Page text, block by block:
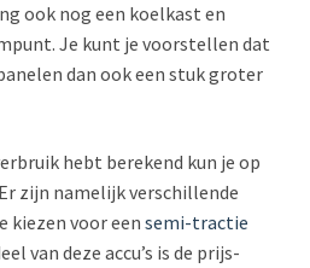
ook nog een koelkast en
Je kunt je voorstellen dat
dan ook een stuk groter
hebt berekend kun je op
zijn namelijk verschillende
kiezen voor een semi-tractie
van deze accu’s is de prijs-